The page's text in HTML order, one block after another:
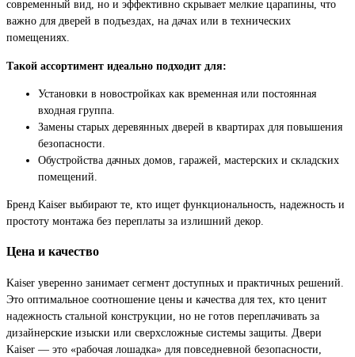
современный вид, но и эффективно скрывает мелкие царапины, что
важно для дверей в подъездах, на дачах или в технических
помещениях.
Такой ассортимент идеально подходит для:
Установки в новостройках как временная или постоянная
входная группа.
Замены старых деревянных дверей в квартирах для повышения
безопасности.
Обустройства дачных домов, гаражей, мастерских и складских
помещений.
Бренд Kaiser выбирают те, кто ищет функциональность, надежность и
простоту монтажа без переплаты за излишний декор.
Цена и качество
Kaiser уверенно занимает сегмент доступных и практичных решений.
Это оптимальное соотношение цены и качества для тех, кто ценит
надежность стальной конструкции, но не готов переплачивать за
дизайнерские изыски или сверхсложные системы защиты. Двери
Kaiser — это «рабочая лошадка» для повседневной безопасности,